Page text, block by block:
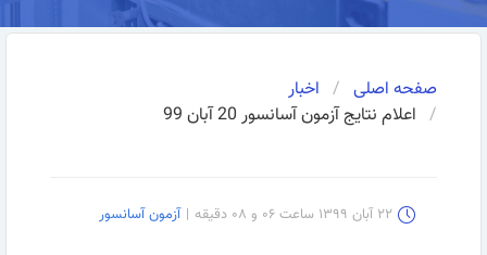
صفحه اصلی
اخبار
اعلام نتایج آزمون آسانسور 20 آبان 99
۲۲ آبان ۱۳۹۹ ساعت ۰۶ و ۰۸ دقیقه | آزمون آسانسور